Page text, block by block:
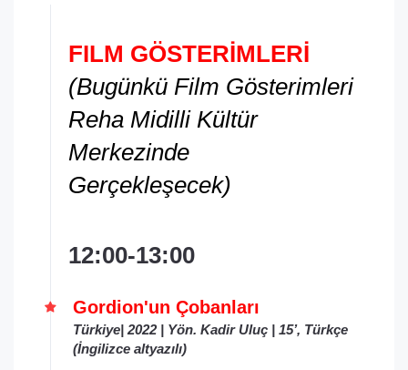
FILM GÖSTERİMLERİ
(Bugünkü Film Gösterimleri
Reha Midilli Kültür
Merkezinde
Gerçekleşecek)
12:00-13:00
Gordion'un Çobanları
Türkiye| 2022 | Yön. Kadir Uluç | 15’, Türkçe
(İngilizce altyazılı)